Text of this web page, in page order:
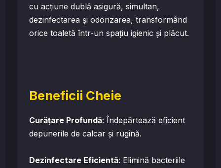
cu acțiune dublă asigură, simultan,
dezinfectarea și odorizarea, transformând
orice toaletă într-un spațiu igienic și plăcut.
Beneficii Cheie
Curățare Profundă: Îndepărtează eficient
depunerile de calcar și rugină.
Dezinfectare Eficientă: Elimină bacteriile